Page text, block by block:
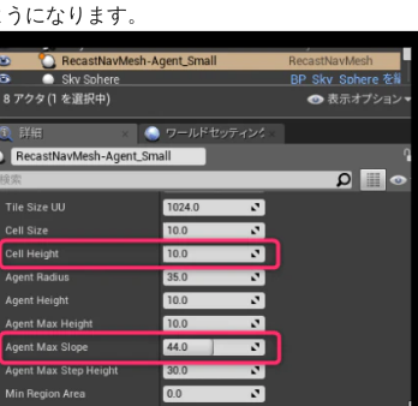
になります。